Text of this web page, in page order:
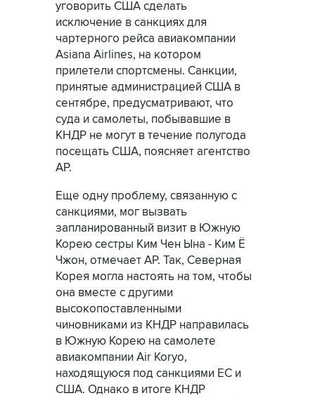
уговорить США сделать
исключение в санкциях для
чартерного рейса авиакомпании
Asiana Airlines, на котором
прилетели спортсмены. Санкции,
принятые администрацией США в
сентябре, предусматривают, что
суда и самолеты, побывавшие в
КНДР не могут в течение полугода
посещать США, поясняет агентство
АР.
Еще одну проблему, связанную с
санкциями, мог вызвать
запланированный визит в Южную
Корею сестры Ким Чен Ына - Ким Ё
Чжон, отмечает АР. Так, Северная
Корея могла настоять на том, чтобы
она вместе с другими
высокопоставленными
чиновниками из КНДР направилась
в Южную Корею на самолете
авиакомпании Air Koryo,
находящуюся под санкциями ЕС и
США. Однако в итоге КНДР